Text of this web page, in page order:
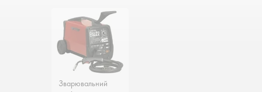
Зварювальний
Зварювальний